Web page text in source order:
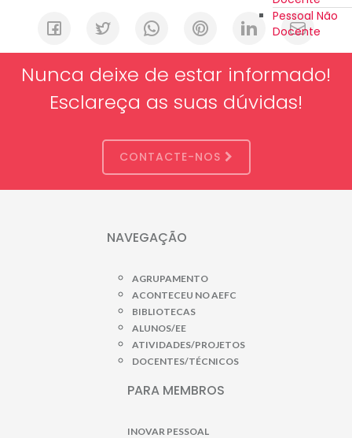
Pessoal Não
Docente
Nunca deixe de estar informado!
Esclareça as suas dúvidas!
CONTACTE-NOS
NAVEGAÇÃO
AGRUPAMENTO
ACONTECEU NO AEFC
BIBLIOTECAS
ALUNOS/EE
ATIVIDADES/PROJETOS
DOCENTES/TÉCNICOS
PARA MEMBROS
INOVAR PESSOAL